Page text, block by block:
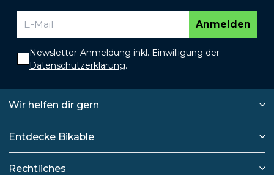
Anmelden
Newsletter-Anmeldung inkl. Einwilligung der
Datenschutzerklärung.
Wir helfen dir gern
Entdecke Bikable
Rechtliches